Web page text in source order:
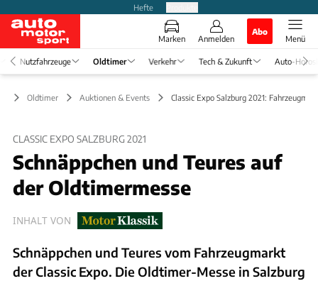
Hefte
Marken Anmelden
Abo
Menü
Nutzfahrzeuge Oldtimer Verkehr Tech & Zukunft Auto-
Oldtimer Auktionen & Events Classic Expo Salzburg 2021:
CLASSIC EXPO SALZBURG 2021
Schnäppchen und Teures auf
der Oldtimermesse
INHALT VON
Schnäppchen und Teures vom Fahrzeugmarkt
der Classic Expo. Die Oldtimer-Messe in Salzburg